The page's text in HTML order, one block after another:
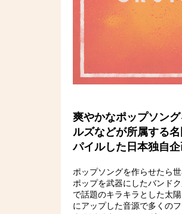
爽やかなポップソン
ルズなどが所属する
パイルした日本独自
ポップソングを作らせたら
ポップを武器にしたバンド
で話題のキラキラとした太
にアップした音源で多くの